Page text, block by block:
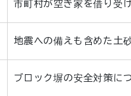
市町村が空き家を借り受
地震への備えも含めた土
ブロック塀の安全対策に